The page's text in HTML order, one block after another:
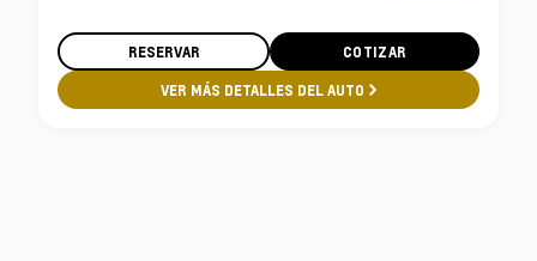
RESERVAR
COTIZAR
VER MÁS DETALLES DEL AUTO